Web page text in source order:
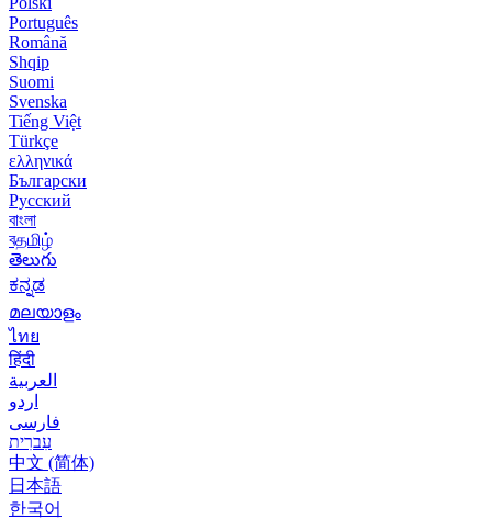
Português
Română
Shqip
Suomi
Svenska
Tiếng Việt
Türkçe
ελληνικά
Български
Русский
বাংলা
বதமிழ்
తెలుగు
ಕನ್ನಡ
മലയാളം
ไทย
हिंदी
العربية
اردو
فارسی
עִברִית
中文 (简体)
日本語
한국어